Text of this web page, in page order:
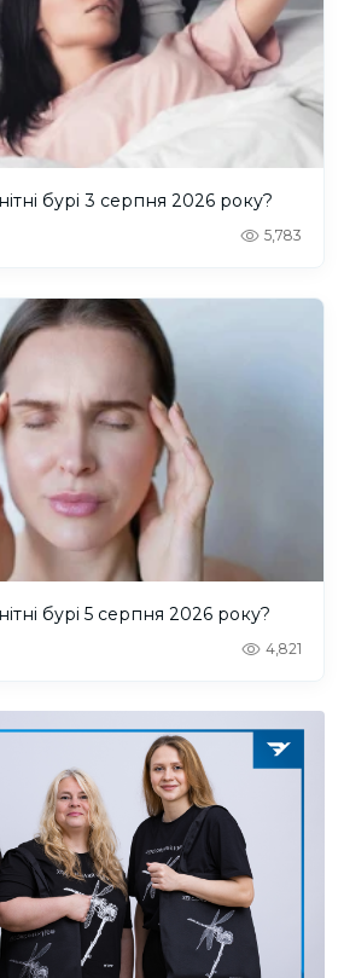
бурі 3 серпня 2026 року?
5,783
бурі 5 серпня 2026 року?
4,821